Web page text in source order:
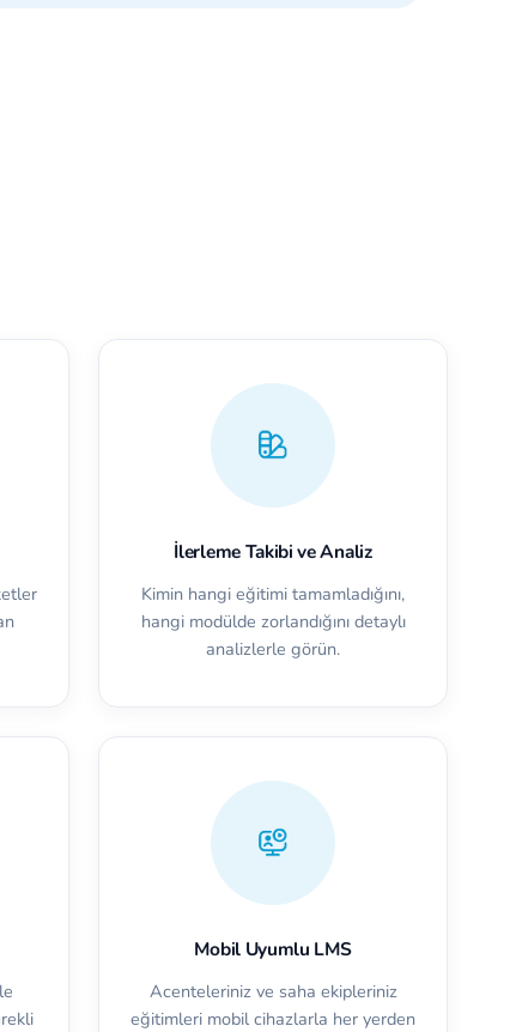
İlerleme Takibi ve Analiz
Kimin hangi eğitimi tamamladığını,
hangi modülde zorlandığını detaylı
analizlerle görün.
Mobil Uyumlu LMS
Acenteleriniz ve saha ekipleriniz
eğitimleri mobil cihazlarla her yerden